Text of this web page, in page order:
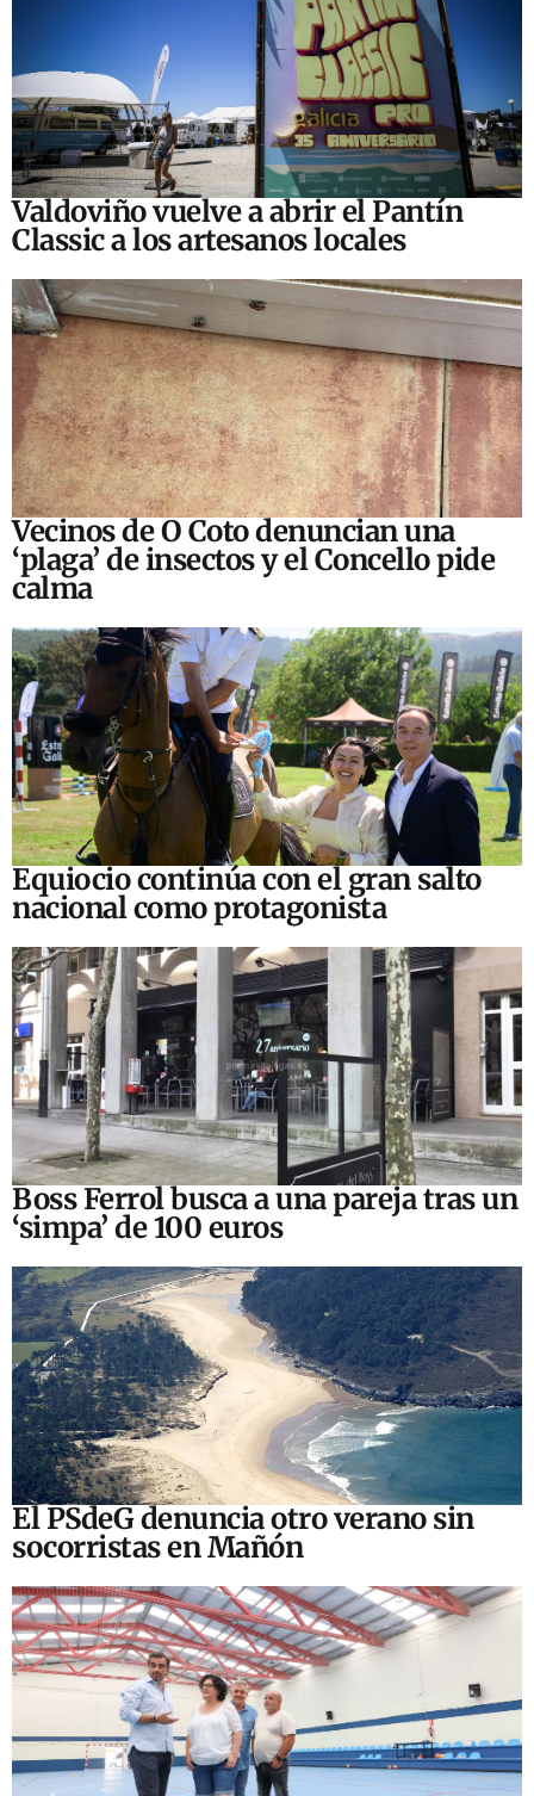
Valdoviño vuelve a abrir el Pantín
Classic a los artesanos locales
Vecinos de O Coto denuncian una
‘plaga’ de insectos y el Concello pide
calma
Equiocio continúa con el gran salto
nacional como protagonista
Boss Ferrol busca a una pareja tras un
‘simpa’ de 100 euros
El PSdeG denuncia otro verano sin
socorristas en Mañón